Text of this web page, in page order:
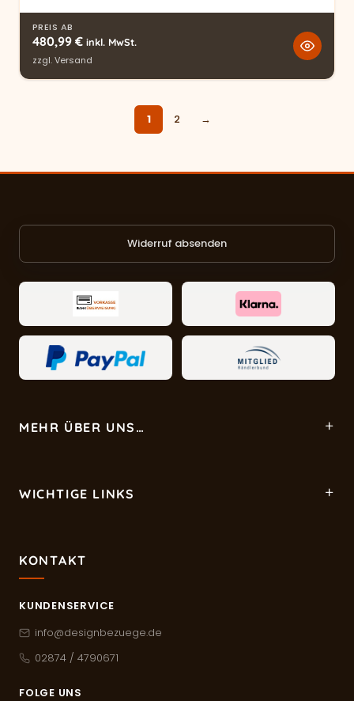
PREIS AB
480,99 € inkl. MwSt.
zzgl.Versand
1 2 →
Widerruf absenden
MEHR ÜBER UNS…
WICHTIGE LINKS
KONTAKT
KUNDENSERVICE
info@designbezuege.de
02874 / 4790671
FOLGE UNS